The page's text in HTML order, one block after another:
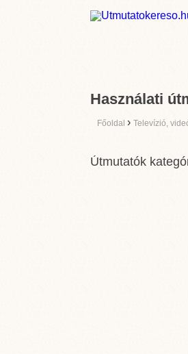
Használati
Főoldal › Televízió,
Útmutatók